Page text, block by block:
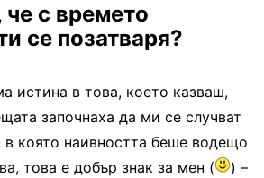
с времето
се позатваря?
истина в това, което казваш,
започнаха да ми се случват
в която наивността беше водещо
това е добър знак за мен (
) –